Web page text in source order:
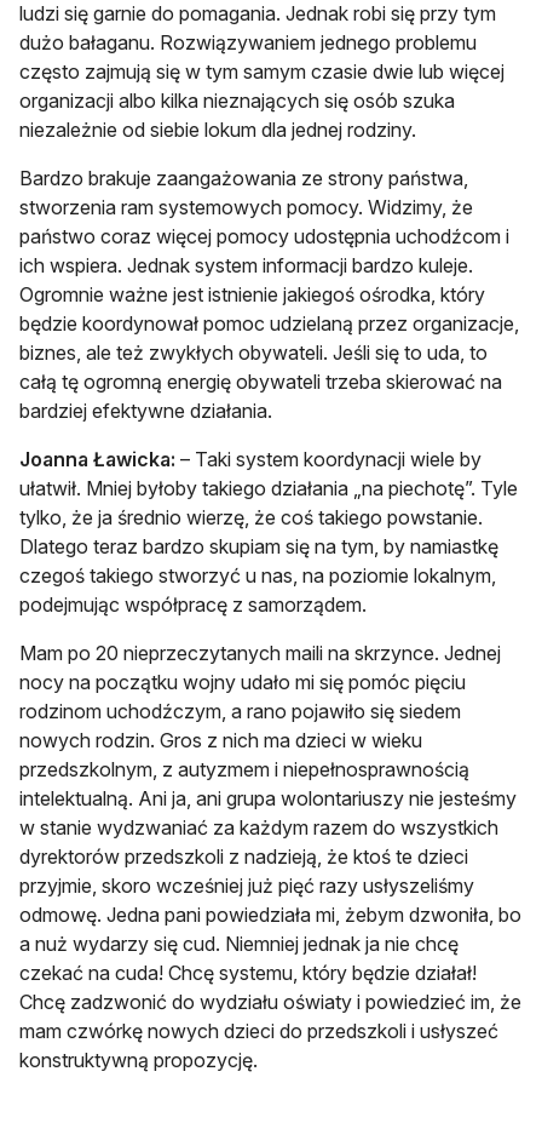
ludzi się garnie do pomagania. Jednak robi się przy tym
dużo bałaganu. Rozwiązywaniem jednego problemu
często zajmują się w tym samym czasie dwie lub więcej
organizacji albo kilka nieznających się osób szuka
niezależnie od siebie lokum dla jednej rodziny.
Bardzo brakuje zaangażowania ze strony państwa,
stworzenia ram systemowych pomocy. Widzimy, że
państwo coraz więcej pomocy udostępnia uchodźcom i
ich wspiera. Jednak system informacji bardzo kuleje.
Ogromnie ważne jest istnienie jakiegoś ośrodka, który
będzie koordynował pomoc udzielaną przez organizacje,
biznes, ale też zwykłych obywateli. Jeśli się to uda, to
całą tę ogromną energię obywateli trzeba skierować na
bardziej efektywne działania.
Joanna Ławicka: – Taki system koordynacji wiele by
ułatwił. Mniej byłoby takiego działania „na piechotę”. Tyle
tylko, że ja średnio wierzę, że coś takiego powstanie.
Dlatego teraz bardzo skupiam się na tym, by namiastkę
czegoś takiego stworzyć u nas, na poziomie lokalnym,
podejmując współpracę z samorządem.
Mam po 20 nieprzeczytanych maili na skrzynce. Jednej
nocy na początku wojny udało mi się pomóc pięciu
rodzinom uchodźczym, a rano pojawiło się siedem
nowych rodzin. Gros z nich ma dzieci w wieku
przedszkolnym, z autyzmem i niepełnosprawnością
intelektualną. Ani ja, ani grupa wolontariuszy nie jesteśmy
w stanie wydzwaniać za każdym razem do wszystkich
dyrektorów przedszkoli z nadzieją, że ktoś te dzieci
przyjmie, skoro wcześniej już pięć razy usłyszeliśmy
odmowę. Jedna pani powiedziała mi, żebym dzwoniła, bo
a nuż wydarzy się cud. Niemniej jednak ja nie chcę
czekać na cuda! Chcę systemu, który będzie działał!
Chcę zadzwonić do wydziału oświaty i powiedzieć im, że
mam czwórkę nowych dzieci do przedszkoli i usłyszeć
konstruktywną propozycję.